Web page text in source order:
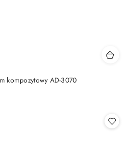
kompozytowy AD-3070